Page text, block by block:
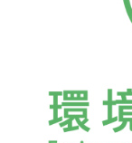
綠能產業，希望